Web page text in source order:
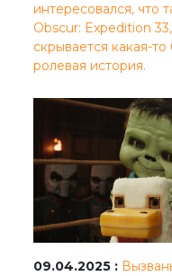
интересовался, что
Obscur: Expedition
скрывается какая-
ролевая история.
09.04.2025 :